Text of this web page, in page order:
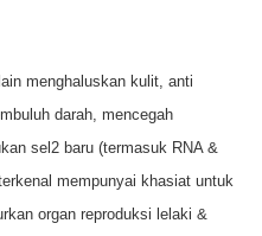
menghaluskan kulit, anti
darah, mencegah
sel2 baru (termasuk RNA &
mempunyai khasiat untuk
organ reproduksi lelaki &